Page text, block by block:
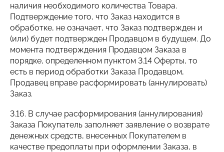
наличия необходимого количества Товара.
Подтверждение того, что Заказ находится в
обработке, не означает, что Заказ подтвержден и
(или) будет подтвержден Продавцом в будущем. До
момента подтверждения Продавцом Заказа в
порядке, определенном пунктом 3.14 Оферты, то
есть в период обработки Заказа Продавцом,
Продавец вправе расформировать (аннулировать)
Заказ.
3.16. В случае расформирования (аннулирования)
Заказа Покупатель заполняет заявление о возврате
денежных средств, внесенных Покупателем в
качестве предоплаты при оформлении Заказа, в